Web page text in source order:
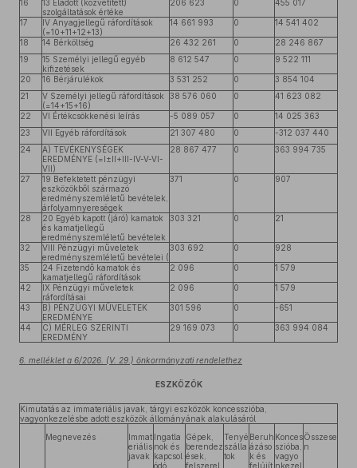
16
13 Eladott (közvetített)
szolgáltatások értéke
206 623 0 455 017
17
IV Anyagjellegű ráfordítások
(=10+11+12+13)
14 661 993 0 14 541 402
18 14 Bérköltség 26 432 261 0
28 246 867
19
15 Személyi jellegű egyéb
kifizetések
8 612 547 0 9 522 111
20 16 Bérjárulékok 3 531 252 0
3 854 104
21
V Személyi jellegű ráfordítások
(=14+15+16)
38 576 060 0 41 623 082
22 VI Értékcsökkenési leírás -5 089 057 0
14 025 363
23
VII Egyéb ráfordítások 21 307 480 0
-312 037 440
24
A) TEVÉKENYSÉGEK
EREDMÉNYE (=I±II+III-IV-V-VI-
VII)
28 867 477 0 363 994 735
27
19 Befektetett pénzügyi
eszközökből származó
eredményszemléletű bevételek,
árfolyamnyereségek
371 0 907
28
20 Egyéb kapott (járó) kamatok
és kamatjellegű
eredményszemléletű bevételek
303 321 0 21
32
VIII Pénzügyi műveletek
eredményszemléletű bevételei (
303 692 0 928
35
24 Fizetendő kamatok és
kamatjellegű ráfordítások
2 096 0 1 579
42
IX Pénzügyi műveletek
ráfordításai
2 096 0 1 579
43
B) PÉNZÜGYI MŰVELETEK
EREDMÉNYE
301 596 0 -651
44
C) MÉRLEG SZERINTI
EREDMÉNY
29 169 073 0 363 994 084
6. melléklet a 6/2026. (V. 29.) önkormányzati rendelethez
ESZKÖZÖK
Kimutatás az immateriális javak, tárgyi eszközök koncesszióba,
vagyonkezelésbe adott eszközök állományának alakulásáról
Megnevezés
Immat
eriális
javak
Ingatla
nok és
kapcsol
ódó
Gépek,
berendez
ések,
felszerel
Tenyé
szálla
tok
Beruh
ázáso
k és
felújít
Konces
szióba,
vagyo
nkezel
Összese
n